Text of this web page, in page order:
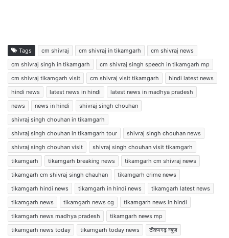
Tags cm shivraj cm shivraj in tikamgarh
cm shivraj news
cm shivraj singh in tikamgarh
cm shivraj singh speech in tikamgarh mp
cm shivraj tikamgarh visit
cm shivraj visit tikamgarh
hindi latest news
hindi news
latest news in hindi
latest news in madhya pradesh
news
news in hindi
shivraj singh chouhan
shivraj singh chouhan in tikamgarh
shivraj singh chouhan in tikamgarh tour
shivraj singh chouhan news
shivraj singh chouhan visit
shivraj singh chouhan visit tikamgarh
tikamgarh
tikamgarh breaking news
tikamgarh cm shivraj news
tikamgarh cm shivraj singh chauhan
tikamgarh crime news
tikamgarh hindi news
tikamgarh in hindi news
tikamgarh latest news
tikamgarh news
tikamgarh news cg
tikamgarh news in hindi
tikamgarh news madhya pradesh
tikamgarh news mp
tikamgarh news today
tikamgarh today news
टीकमगढ़ न्यूज़